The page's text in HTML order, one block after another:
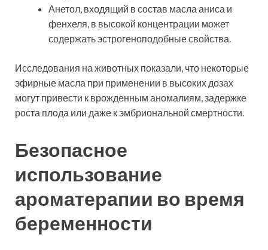
Анетол, входящий в состав масла аниса и
фенхеля, в высокой концентрации может
содержать эстрогеноподобные свойства.
Исследования на животных показали, что некоторые
эфирные масла при применении в высоких дозах
могут привести к врожденным аномалиям, задержке
роста плода или даже к эмбриональной смертности.
Безопасное
использование
ароматерапии во время
беременности